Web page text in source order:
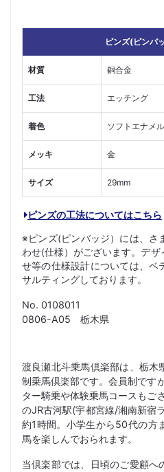
ピンズ(ピンバ
材質 銅合金
工法 エッチング
着色 ソフトエナメル
メッキ 金
サイズ 29mm
ピンズの工法についてはこちら
※ピンズ(ピンバッジ）には、さ
わせ(仕様）がございます。デ
せ等の仕様設計については、ベ
サルティングしております。
No. 0108011
0806-A05 栃木県
渡良瀬北斗乗馬倶楽部は、栃木
制乗馬倶楽部です。会員制です
ター騎乗や体験乗馬コースもご
のJR古河駅(宇都宮線/湘南新宿
約1時間。小学生から50代の方
馬を楽しんでおられます。
当倶楽部では、日頃のご愛顧へ